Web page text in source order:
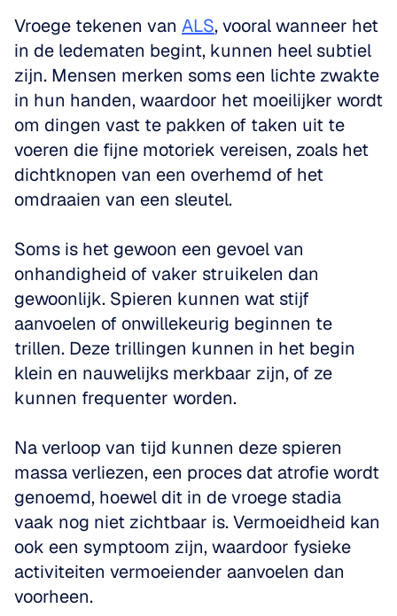
Vroege tekenen van ALS, vooral wanneer het
in de ledematen begint, kunnen heel subtiel
zijn. Mensen merken soms een lichte zwakte
in hun handen, waardoor het moeilijker wordt
om dingen vast te pakken of taken uit te
voeren die fijne motoriek vereisen, zoals het
dichtknopen van een overhemd of het
omdraaien van een sleutel.
Soms is het gewoon een gevoel van
onhandigheid of vaker struikelen dan
gewoonlijk. Spieren kunnen wat stijf
aanvoelen of onwillekeurig beginnen te
trillen. Deze trillingen kunnen in het begin
klein en nauwelijks merkbaar zijn, of ze
kunnen frequenter worden.
Na verloop van tijd kunnen deze spieren
massa verliezen, een proces dat atrofie wordt
genoemd, hoewel dit in de vroege stadia
vaak nog niet zichtbaar is. Vermoeidheid kan
ook een symptoom zijn, waardoor fysieke
activiteiten vermoeiender aanvoelen dan
voorheen.